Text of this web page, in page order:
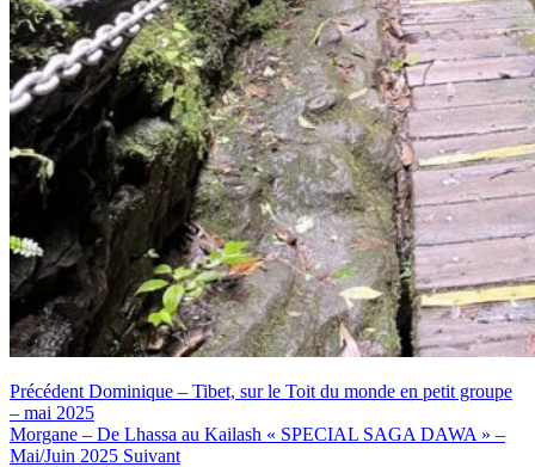
Précédent Dominique – Tibet, sur le Toit du monde en petit groupe
– mai 2025
Morgane – De Lhassa au Kailash « SPECIAL SAGA DAWA » –
Mai/Juin 2025 Suivant